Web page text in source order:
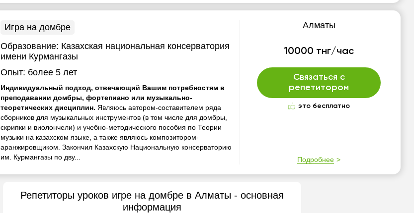
Игра на домбре
Образование: Казахская национальная консерватория
имени Курмангазы
Опыт: более 5 лет
Индивидуальный подход, отвечающий Вашим потребностям в
преподавании домбры, фортепиано или музыкально-
теоретических дисциплин. Являюсь автором-составителем ряда
сборников для музыкальных инструментов (в том числе для домбры,
скрипки и виолончели) и учебно-методического пособия по Теории
музыки на казахском языке, а также являюсь композитором-
аранжировщиком. Закончил Казахскую Национальную консерваторию
им. Курмангазы по дву...
Алматы
10000 тнг/час
Связаться с
репетитором
это бесплатно
Подробнее
Репетиторы уроков игре на домбре в Алматы - основная
информация